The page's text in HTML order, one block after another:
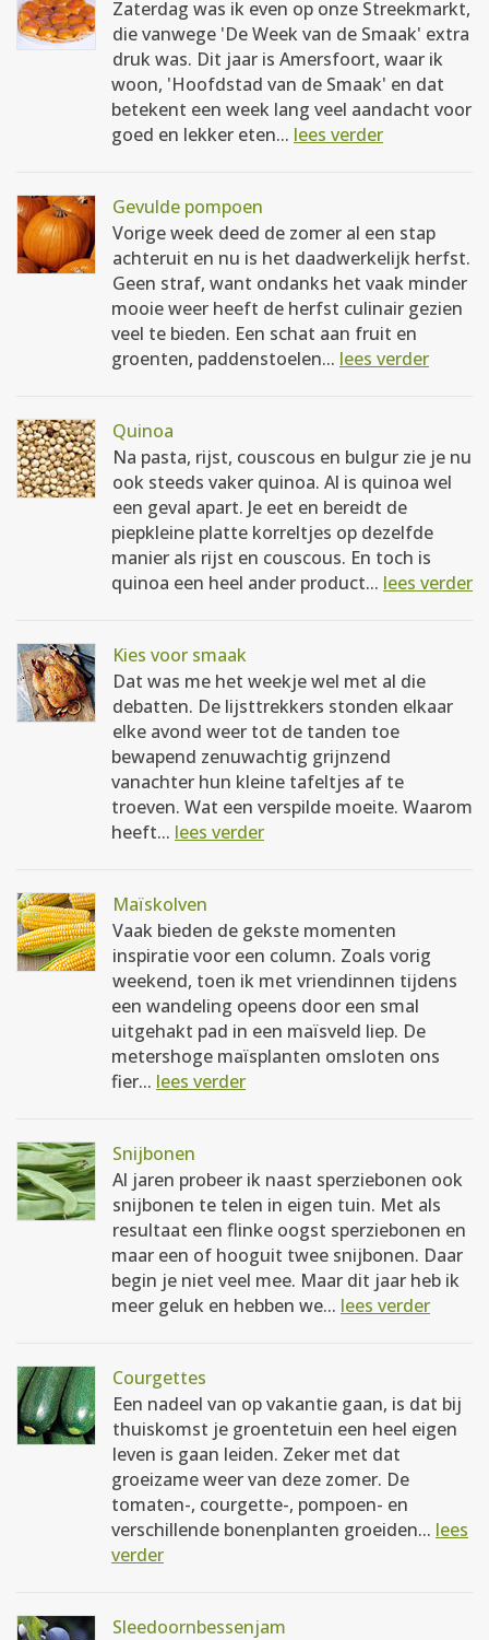
Zaterdag was ik even op onze Streekmarkt,
die vanwege 'De Week van de Smaak' extra
druk was. Dit jaar is Amersfoort, waar ik
woon, 'Hoofdstad van de Smaak' en dat
betekent een week lang veel aandacht voor
goed en lekker eten... lees verder
Gevulde pompoen
Vorige week deed de zomer al een stap
achteruit en nu is het daadwerkelijk herfst.
Geen straf, want ondanks het vaak minder
mooie weer heeft de herfst culinair gezien
veel te bieden. Een schat aan fruit en
groenten, paddenstoelen... lees verder
Quinoa
Na pasta, rijst, couscous en bulgur zie je nu
ook steeds vaker quinoa. Al is quinoa wel
een geval apart. Je eet en bereidt de
piepkleine platte korreltjes op dezelfde
manier als rijst en couscous. En toch is
quinoa een heel ander product... lees verder
Kies voor smaak
Dat was me het weekje wel met al die
debatten. De lijsttrekkers stonden elkaar
elke avond weer tot de tanden toe
bewapend zenuwachtig grijnzend
vanachter hun kleine tafeltjes af te
troeven. Wat een verspilde moeite. Waarom
heeft... lees verder
Maïskolven
Vaak bieden de gekste momenten
inspiratie voor een column. Zoals vorig
weekend, toen ik met vriendinnen tijdens
een wandeling opeens door een smal
uitgehakt pad in een maïsveld liep. De
metershoge maïsplanten omsloten ons
fier... lees verder
Snijbonen
Al jaren probeer ik naast sperziebonen ook
snijbonen te telen in eigen tuin. Met als
resultaat een flinke oogst sperziebonen en
maar een of hooguit twee snijbonen. Daar
begin je niet veel mee. Maar dit jaar heb ik
meer geluk en hebben we... lees verder
Courgettes
Een nadeel van op vakantie gaan, is dat bij
thuiskomst je groentetuin een heel eigen
leven is gaan leiden. Zeker met dat
groeizame weer van deze zomer. De
tomaten-, courgette-, pompoen- en
verschillende bonenplanten groeiden... lees
verder
Sleedoornbessenjam